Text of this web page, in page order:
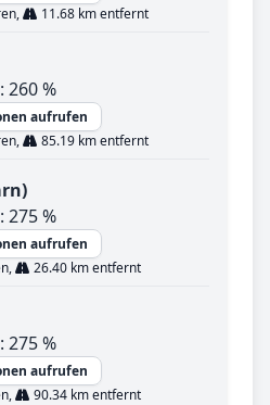
11.68 km entfernt
260 %
aufrufen
85.19 km entfernt
275 %
aufrufen
26.40 km entfernt
275 %
aufrufen
90.34 km entfernt